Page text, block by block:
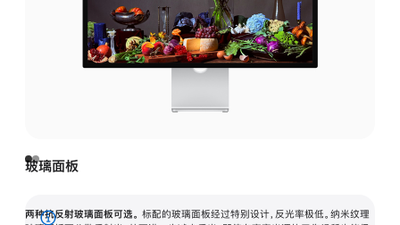
玻璃面板
两种抗反射玻璃面板可选。 标配的玻璃面板经过特别设计，反光率极低。纳米纹理